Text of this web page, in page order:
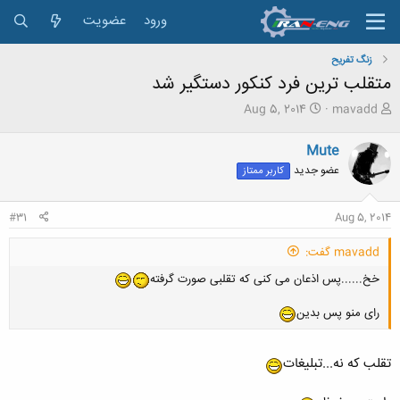
ورود عضویت
زنگ تفريح
متقلب ترین فرد کنکور دستگیر شد
ش
و
ع
ک
ن
د
م
ض
ع
mavadd
ت
خ
ر
Aug 5, 2014
Mute
عضو جدید کاربر ممتاز
Aug 5, 2014
#31
mavadd گفت:
خخ......پس اذعان می کنی که تقلبی صورت گرفته
رای منو پس بدین
تقلب که نه...تبلیغات